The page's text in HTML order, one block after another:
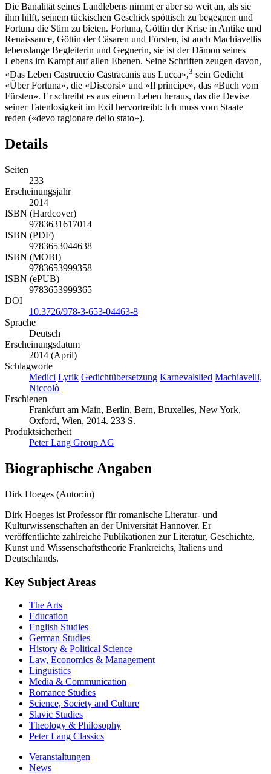
Die Banalität seines Landlebens nimmt er aber so weit an, als sie
ihm hilft, seinem tückischen Geschick spöttisch zu begegnen und
Fortuna die Stirn zu bieten. Fortuna, Göttin der Krise in Antike und
Renaissance, Göttin der Cäsaren und Fürsten, ist auch Machiavellis
lebenslange Begleiterin und Gegnerin, sie ist der Dämon seines
Lebens im Kampf auf allen Ebenen. Seine Schriften zeugen davon,
«Das Leben Castruccio Castracanis aus Lucca»,3 sein Gedicht
«Über Fortuna», die «Discorsi» und «Il principe», das «Buch vom
Fürsten». Er schreibt es aus einem Leben heraus, das die Devise
seiner Tatenlosigkeit im Exil hervortreibt: Ich muss vom Staate
reden («devo ragionare dello stato»).
Details
Seiten
233
Erscheinungsjahr
2014
ISBN (Hardcover)
9783631617014
ISBN (PDF)
9783653044638
ISBN (MOBI)
9783653999358
ISBN (ePUB)
9783653999365
DOI
10.3726/978-3-653-04463-8
Sprache
Deutsch
Erscheinungsdatum
2014 (April)
Schlagworte
Medici Lyrik Gedichtübersetzung Karnevalslied Machiavelli,
Niccolò
Erschienen
Frankfurt am Main, Berlin, Bern, Bruxelles, New York,
Oxford, Wien, 2014. 233 S.
Produktsicherheit
Peter Lang Group AG
Biographische Angaben
Dirk Hoeges (Autor:in)
Dirk Hoeges ist Professor für romanische Literatur- und
Kulturwissenschaften an der Universität Hannover. Er
veröffentlichte zahlreiche Publikationen zur Literatur, Geschichte,
Kunst und Wissenschaftstheorie Frankreichs, Italiens und
Deutschlands.
Key Subject Areas
The Arts
Education
English Studies
German Studies
History & Political Science
Law, Economics & Management
Linguistics
Media & Communication
Romance Studies
Science, Society and Culture
Slavic Studies
Theology & Philosophy
Peter Lang Classics
Veranstaltungen
News